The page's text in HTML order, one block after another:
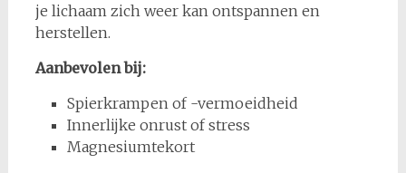
je lichaam zich weer kan ontspannen en
herstellen.
Aanbevolen bij:
Spierkrampen of -vermoeidheid
Innerlijke onrust of stress
Magnesiumtekort